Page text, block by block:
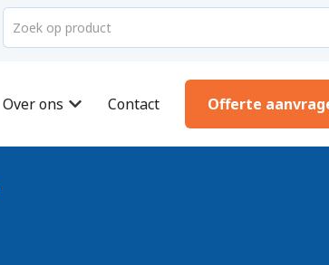
Over ons Contact Offerte